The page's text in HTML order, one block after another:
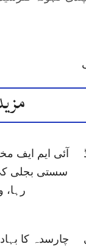
آئی ایم ایف
سستی بجلی
چارسدہ کا